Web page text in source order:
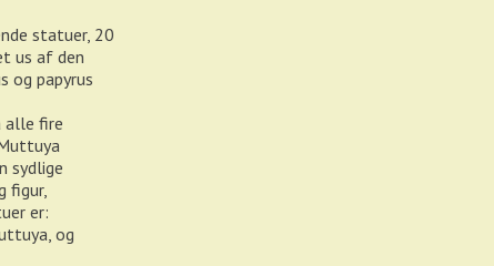
statuer, 20
us af den
og papyrus
alle fire
sydlige
figur,
er:
og